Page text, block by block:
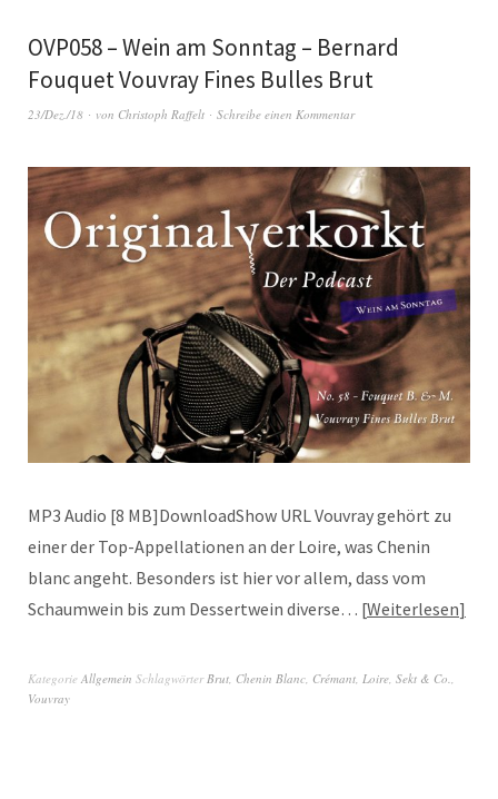
OVP058 – Wein am Sonntag – Bernard
Fouquet Vouvray Fines Bulles Brut
23/Dez./18 von Christoph Raffelt Schreibe einen Kommentar
MP3 Audio [8 MB]DownloadShow URL Vouvray gehört zu
einer der Top-Appellationen an der Loire, was Chenin
blanc angeht. Besonders ist hier vor allem, dass vom
Schaumwein bis zum Dessertwein diverse… Weiterlesen
Kategorie Allgemein Schlagwörter Brut Chenin Blanc Crémant Loire Sekt & Co.
Vouvray